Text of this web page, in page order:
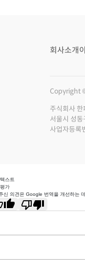
회사소개
Copyright
주식회사
서울시 성
사업자등
스트
가
신 의견은 Google 번역을 개선하는